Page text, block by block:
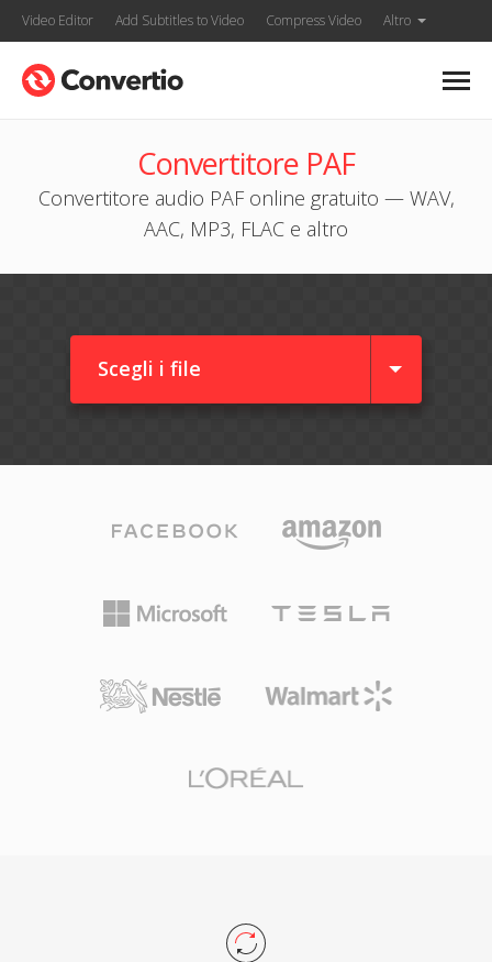
Video Editor Add Subtitles to Video Compress Video Altro
Convertitore PAF
Convertitore audio PAF online gratuito — WAV,
AAC, MP3, FLAC e altro
Scegli i file